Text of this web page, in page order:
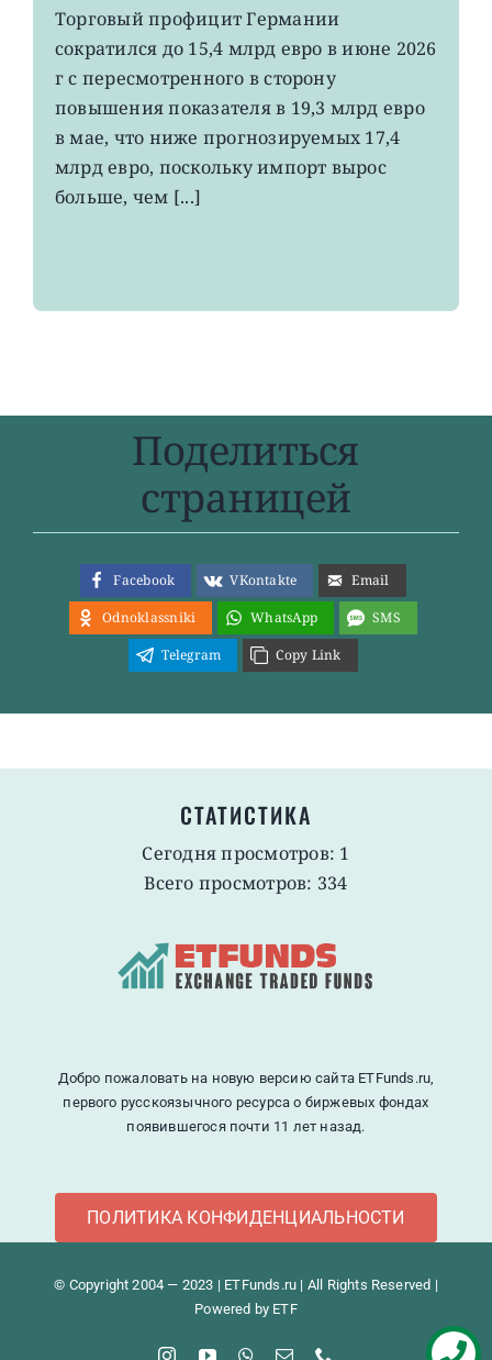
EWG:
немецкий
экспорт
вырос
4-
летнего
Торговый профицит Германии
сократился до 15,4 млрд евро в июне 2026
г с пересмотренного в сторону
повышения показателя в 19,3 млрд евро
в мае, что ниже прогнозируемых 17,4
млрд евро, поскольку импорт вырос
больше, чем [...]
Поделиться
страницей
Facebook VKontakte
Email
Odnoklassniki
WhatsApp
SMS
Telegram
Copy Link
СТАТИСТИКА
Сегодня просмотров: 1
Всего просмотров: 334
Добро пожаловать на новую версию сайта ETFunds.ru,
первого русскоязычного ресурса о биржевых фондах
появившегося почти 11 лет назад.
ПОЛИТИКА КОНФИДЕНЦИАЛЬНОСТИ
© Copyright 2004 — 2023 | ETFunds.ru | All Rights Reserved |
Powered by ETF